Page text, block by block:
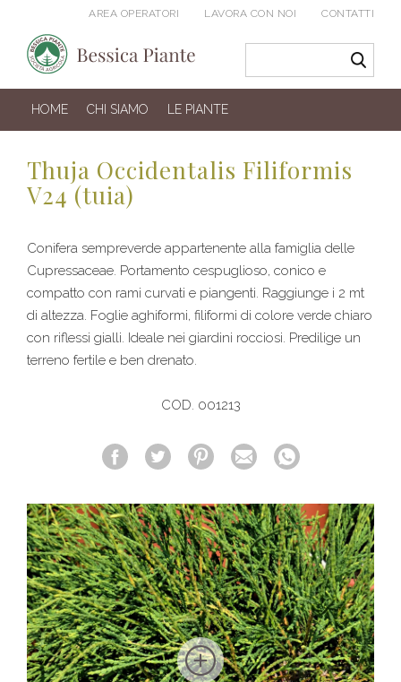
AREA OPERATORI LAVORA CON NOI CONTATTI
HOME CHI SIAMO LE PIANTE
Thuja Occidentalis Filiformis
V24 (tuia)
Conifera sempreverde appartenente alla famiglia delle
Cupressaceae. Portamento cespuglioso, conico e
compatto con rami curvati e piangenti. Raggiunge i 2 mt
di altezza. Foglie aghiformi, filiformi di colore verde chiaro
con riflessi gialli. Ideale nei giardini rocciosi. Predilige un
terreno fertile e ben drenato.
COD. 001213